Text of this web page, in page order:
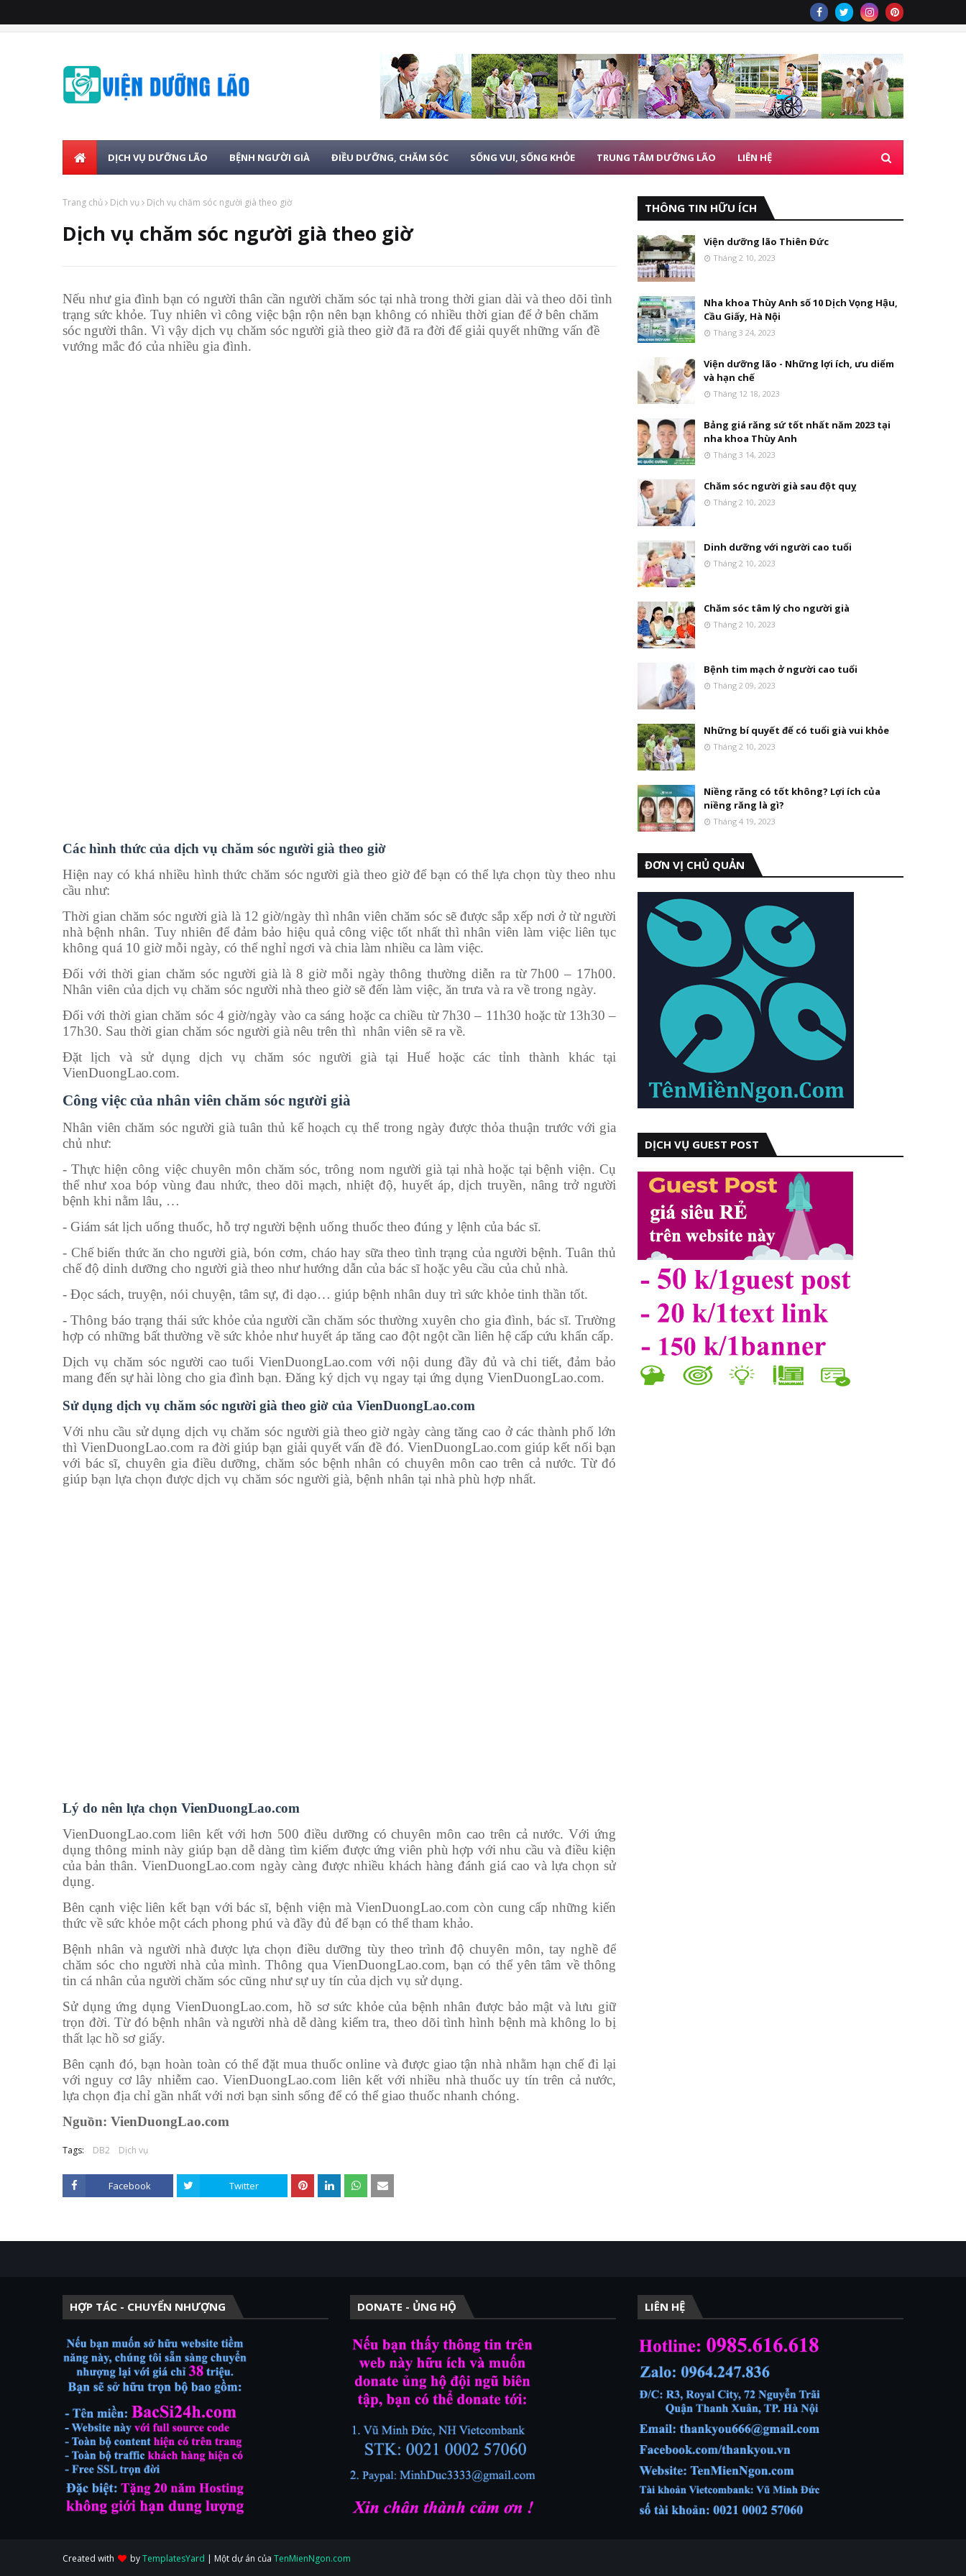
DỊCH VỤ DƯỠNG LÃO BỆNH NGƯỜI GIÀ ĐIỀU DƯỠNG, CHĂM SÓC SỐNG VUI, SỐNG KHỎE TRUNG TÂM DƯỠNG LÃO LIÊN HỆ
Trang chủ Dịch vụ Dịch vụ chăm sóc người già theo giờ
Dịch vụ chăm sóc người già theo giờ
Nếu như gia đình bạn có người thân cần người chăm sóc tại nhà trong thời gian dài và theo dõi tình
trạng sức khỏe. Tuy nhiên vì công việc bận rộn nên bạn không có nhiều thời gian để ở bên chăm
sóc người thân. Vì vậy dịch vụ chăm sóc người già theo giờ đã ra đời để giải quyết những vấn đề
vướng mắc đó của nhiều gia đình.
Các hình thức của dịch vụ chăm sóc người già theo giờ
Hiện nay có khá nhiều hình thức chăm sóc người già theo giờ để bạn có thể lựa chọn tùy theo nhu
cầu như:
Thời gian chăm sóc người già là 12 giờ/ngày thì nhân viên chăm sóc sẽ được sắp xếp nơi ở từ người
nhà bệnh nhân. Tuy nhiên để đảm bảo hiệu quả công việc tốt nhất thì nhân viên làm việc liên tục
không quá 10 giờ mỗi ngày, có thể nghỉ ngơi và chia làm nhiều ca làm việc.
Đối với thời gian chăm sóc người già là 8 giờ mỗi ngày thông thường diễn ra từ 7h00 – 17h00.
Nhân viên của dịch vụ chăm sóc người nhà theo giờ sẽ đến làm việc, ăn trưa và ra về trong ngày.
Đối với thời gian chăm sóc 4 giờ/ngày vào ca sáng hoặc ca chiều từ 7h30 – 11h30 hoặc từ 13h30 –
17h30. Sau thời gian chăm sóc người già nêu trên thì nhân viên sẽ ra về.
Đặt lịch và sử dụng dịch vụ chăm sóc người già tại Huế hoặc các tỉnh thành khác tại
VienDuongLao.com.
Công việc của nhân viên chăm sóc người già
Nhân viên chăm sóc người già tuân thủ kế hoạch cụ thể trong ngày được thỏa thuận trước với gia
chủ như:
- Thực hiện công việc chuyên môn chăm sóc, trông nom người già tại nhà hoặc tại bệnh viện. Cụ
thể như xoa bóp vùng đau nhức, theo dõi mạch, nhiệt độ, huyết áp, dịch truyền, nâng trở người
bệnh khi nằm lâu, …
- Giám sát lịch uống thuốc, hỗ trợ người bệnh uống thuốc theo đúng y lệnh của bác sĩ.
- Chế biến thức ăn cho người già, bón cơm, cháo hay sữa theo tình trạng của người bệnh. Tuân thủ
chế độ dinh dưỡng cho người già theo như hướng dẫn của bác sĩ hoặc yêu cầu của chủ nhà.
- Đọc sách, truyện, nói chuyện, tâm sự, đi dạo… giúp bệnh nhân duy trì sức khỏe tinh thần tốt.
- Thông báo trạng thái sức khỏe của người cần chăm sóc thường xuyên cho gia đình, bác sĩ. Trường
hợp có những bất thường về sức khỏe như huyết áp tăng cao đột ngột cần liên hệ cấp cứu khẩn cấp.
Dịch vụ chăm sóc người cao tuổi VienDuongLao.com với nội dung đầy đủ và chi tiết, đảm bảo
mang đến sự hài lòng cho gia đình bạn. Đăng ký dịch vụ ngay tại ứng dụng VienDuongLao.com.
Sử dụng dịch vụ chăm sóc người già theo giờ của VienDuongLao.com
Với nhu cầu sử dụng dịch vụ chăm sóc người già theo giờ ngày càng tăng cao ở các thành phố lớn
thì VienDuongLao.com ra đời giúp bạn giải quyết vấn đề đó. VienDuongLao.com giúp kết nối bạn
với bác sĩ, chuyên gia điều dưỡng, chăm sóc bệnh nhân có chuyên môn cao trên cả nước. Từ đó
giúp bạn lựa chọn được dịch vụ chăm sóc người già, bệnh nhân tại nhà phù hợp nhất.
Lý do nên lựa chọn VienDuongLao.com
VienDuongLao.com liên kết với hơn 500 điều dưỡng có chuyên môn cao trên cả nước. Với ứng
dụng thông minh này giúp bạn dễ dàng tìm kiếm được ứng viên phù hợp với nhu cầu và điều kiện
của bản thân. VienDuongLao.com ngày càng được nhiều khách hàng đánh giá cao và lựa chọn sử
dụng.
Bên cạnh việc liên kết bạn với bác sĩ, bệnh viện mà VienDuongLao.com còn cung cấp những kiến
thức về sức khỏe một cách phong phú và đầy đủ để bạn có thể tham khảo.
Bệnh nhân và người nhà được lựa chọn điều dưỡng tùy theo trình độ chuyên môn, tay nghề để
chăm sóc cho người nhà của mình. Thông qua VienDuongLao.com, bạn có thể yên tâm về thông
tin cá nhân của người chăm sóc cũng như sự uy tín của dịch vụ sử dụng.
Sử dụng ứng dụng VienDuongLao.com, hồ sơ sức khỏe của bệnh nhân được bảo mật và lưu giữ
trọn đời. Từ đó bệnh nhân và người nhà dễ dàng kiểm tra, theo dõi tình hình bệnh mà không lo bị
thất lạc hồ sơ giấy.
Bên cạnh đó, bạn hoàn toàn có thể đặt mua thuốc online và được giao tận nhà nhằm hạn chế đi lại
với nguy cơ lây nhiễm cao. VienDuongLao.com liên kết với nhiều nhà thuốc uy tín trên cả nước,
lựa chọn địa chỉ gần nhất với nơi bạn sinh sống để có thể giao thuốc nhanh chóng.
Nguồn: VienDuongLao.com
Tags: DB2 Dịch vụ
Facebook Twitter
THÔNG TIN HỮU ÍCH
Viện dưỡng lão Thiên Đức
Tháng 2 10, 2023
Nha khoa Thùy Anh số 10 Dịch Vọng Hậu,
Cầu Giấy, Hà Nội
Tháng 3 24, 2023
Viện dưỡng lão - Những lợi ích, ưu diểm
và hạn chế
Tháng 12 18, 2023
Bảng giá răng sứ tốt nhất năm 2023 tại
nha khoa Thùy Anh
Tháng 3 14, 2023
Chăm sóc người già sau đột quỵ
Tháng 2 10, 2023
Dinh dưỡng với người cao tuổi
Tháng 2 10, 2023
Chăm sóc tâm lý cho người già
Tháng 2 10, 2023
Bệnh tim mạch ở người cao tuổi
Tháng 2 09, 2023
Những bí quyết để có tuổi già vui khỏe
Tháng 2 10, 2023
Niềng răng có tốt không? Lợi ích của
niềng răng là gì?
Tháng 4 19, 2023
ĐƠN VỊ CHỦ QUẢN
DỊCH VỤ GUEST POST
HỢP TÁC - CHUYỂN NHƯỢNG DONATE - ỦNG HỘ LIÊN HỆ
Created with byTemplatesYard | Một dự án của TenMienNgon.com